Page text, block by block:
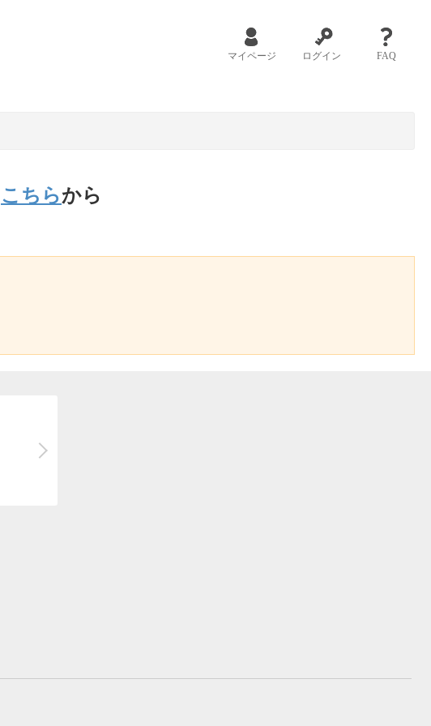
マイページ ログイン FAQ
こちらから